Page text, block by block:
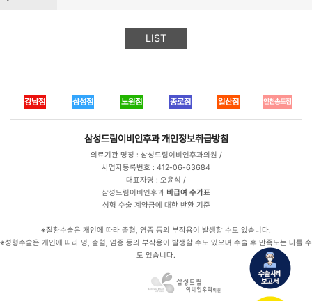
LIST
강남점 삼성점 노원점 종로점 일산점 인천송도점
삼성드림이비인후과 개인정보취급방침
의료기관 명칭 : 삼성드림이비인후과의원 /
사업자등록번호 : 412-06-63684
대표자명 : 오윤석 /
삼성드림이비인후과 비급여 수가표
성형 수술 계약금에 대한 반환 기준
※질환수술은 개인에 따라 출혈, 염증 등의 부작용이 발생할 수도 있습니다.
※성형수술은 개인에 따라 멍, 출혈, 염증 등의 부작용이 발생할 수도 있으며 수술 후 만족도는 다를 수
도 있습니다.